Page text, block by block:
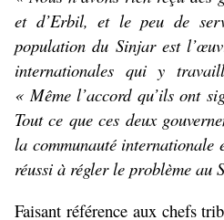
et d’Erbil, et le peu de
population du Sinjar est
internationales qui y
« Même l’accord qu’ils ont
Tout ce que ces deux
la communauté internationale
réussi à régler le problème au
Faisant référence aux chefs